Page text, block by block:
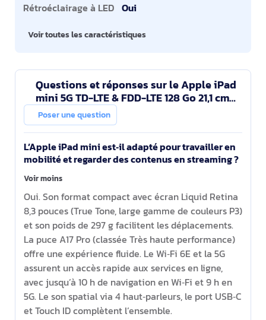
Rétroéclairage à LED Oui
Voir toutes les caractéristiques
Questions et réponses sur le Apple iPad
mini 5G TD-LTE & FDD-LTE 128 Go 21,1 cm
(8.3") Wi-Fi 6E (802.11ax) iPadOS 18 Bleu
Poser une question
L’Apple iPad mini est‑il adapté pour travailler en
mobilité et regarder des contenus en streaming ?
Voir moins
Oui. Son format compact avec écran Liquid Retina
8,3 pouces (True Tone, large gamme de couleurs P3)
et son poids de 297 g facilitent les déplacements.
La puce A17 Pro (classée Très haute performance)
offre une expérience fluide. Le Wi‑Fi 6E et la 5G
assurent un accès rapide aux services en ligne,
avec jusqu’à 10 h de navigation en Wi‑Fi et 9 h en
5G. Le son spatial via 4 haut‑parleurs, le port USB‑C
et Touch ID complètent l’ensemble.